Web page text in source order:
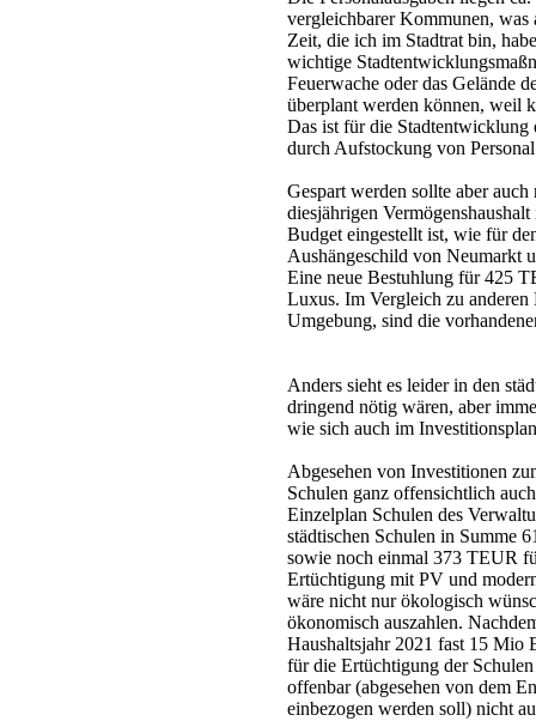
vergleichbarer Kommunen,
Zeit, die ich im Stadtrat bin,
wichtige
Feuerwache oder das Gelände
überplant werden können, weil
Das ist für die Stadtentwicklung
durch Aufstockung von
Gespart werden sollte aber
diesjährigen
Budget eingestellt ist, wie für
Aushängeschild von Neumarkt
Eine neue Bestuhlung für 425
Luxus. Im Vergleich zu anderen
Umgebung, sind die
Anders sieht es leider in den
dringend nötig wären, aber
wie sich auch im
Abgesehen von Investitionen
Schulen ganz offensichtlich
Einzelplan Schulen des
städtischen Schulen in Summe
sowie noch einmal 373 TEUR
Ertüchtigung mit PV und
wäre nicht nur ökologisch
ökonomisch auszahlen.
Haushaltsjahr 2021 fast 15 Mio
für die Ertüchtigung der
offenbar (abgesehen von dem
einbezogen werden soll) nicht